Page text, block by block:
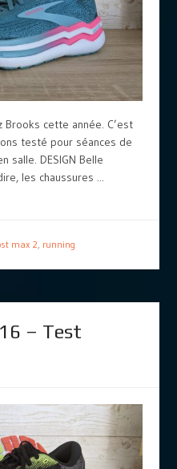
Brooks cette année. C’est
testé pour séances de
salle. DESIGN Belle
les chaussures ...
max 2, running
16 – Test